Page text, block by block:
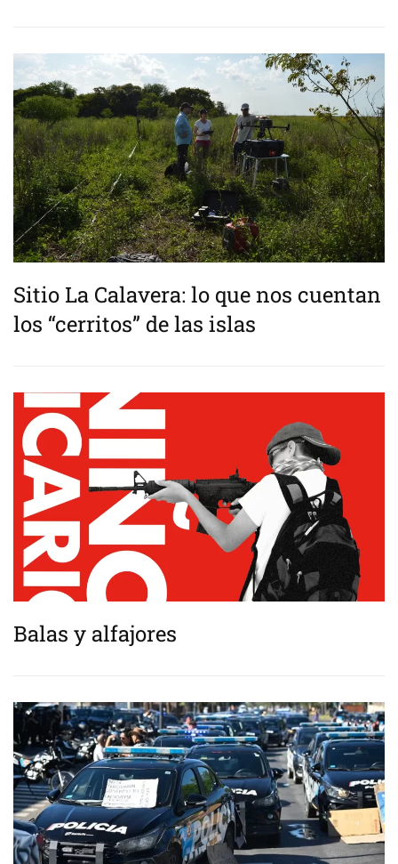
Sitio La Calavera: lo que nos cuentan
los “cerritos” de las islas
Balas y alfajores